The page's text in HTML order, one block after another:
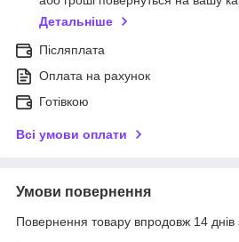
Детальніше
Післяплата
Оплата на рахунок
Готівкою
Всі умови оплати
Умови повернення
Повернення товару впродовж 14 днів